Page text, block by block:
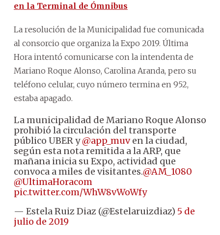
en la Terminal de Ómnibus
La resolución de la Municipalidad fue comunicada
al consorcio que organiza la Expo 2019. Última
Hora intentó comunicarse con la intendenta de
Mariano Roque Alonso, Carolina Aranda, pero su
teléfono celular, cuyo número termina en 952,
estaba apagado.
La municipalidad de Mariano Roque Alonso
prohibió la circulación del transporte
público UBER y@app_muven la ciudad,
según esta nota remitida a la ARP, que
mañana inicia su Expo, actividad que
convoca a miles de visitantes.@AM_1080
@UltimaHoracom
pic.twitter.com/WhW8vWoWfy
— Estela Ruiz Diaz (@Estelaruizdiaz) 5 de
julio de 2019